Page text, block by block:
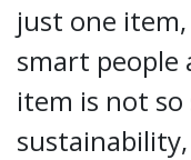
just one
smart people
item is not